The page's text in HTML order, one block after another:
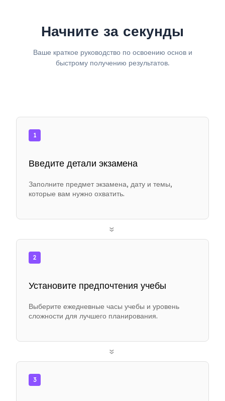
Начните за секунды
Ваше краткое руководство по освоению основ и
быстрому получению результатов.
1
Введите детали экзамена
Заполните предмет экзамена, дату и темы,
которые вам нужно охватить.
»
2
Установите предпочтения учебы
Выберите ежедневные часы учебы и уровень
сложности для лучшего планирования.
»
3